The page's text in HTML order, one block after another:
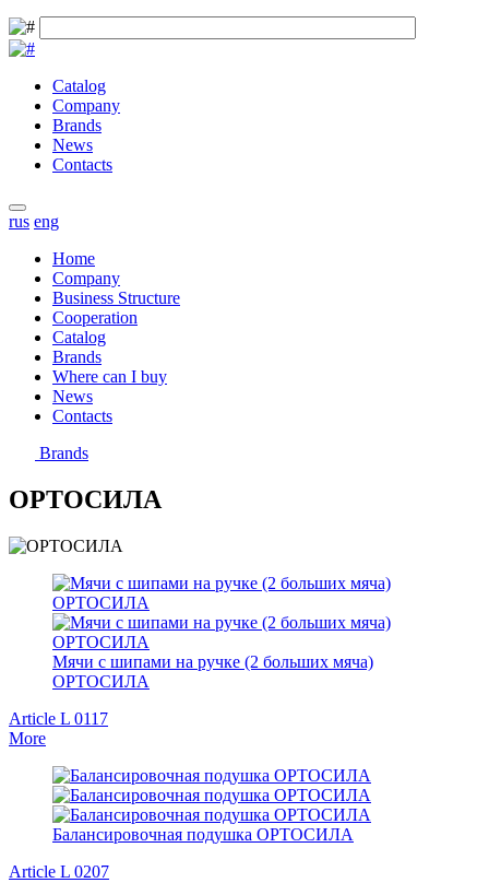
Catalog
Company
Brands
News
Contacts
rus eng
Home
Company
Business Structure
Cooperation
Catalog
Brands
Where can I buy
News
Contacts
Brands
ОРТОСИЛА
Мячи с шипами на ручке (2 больших мяча)
ОРТОСИЛА
Article L 0117
More
Балансировочная подушка ОРТОСИЛА
Article L 0207